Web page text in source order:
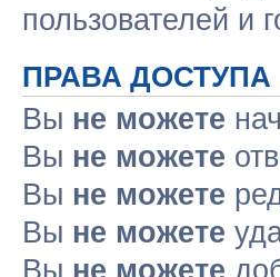
пользователей и
ПРАВА ДОСТУПА
Вы не можете
Вы не можете
Вы не можете
Вы не можете
Вы не можете